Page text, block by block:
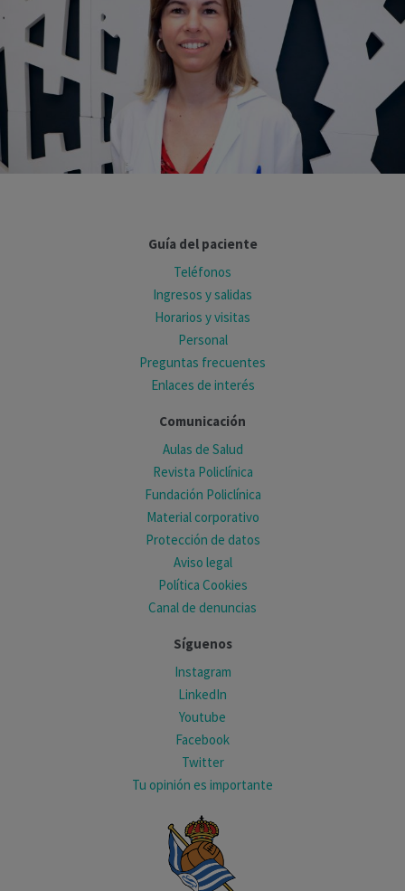
Guía del paciente
Teléfonos
Ingresos y salidas
Horarios y visitas
Personal
Preguntas frecuentes
Enlaces de interés
Comunicación
Aulas de Salud
Revista Policlínica
Fundación Policlínica
Material corporativo
Protección de datos
Aviso legal
Política Cookies
Canal de denuncias
Síguenos
Instagram
LinkedIn
Youtube
Facebook
Twitter
Tu opinión es importante